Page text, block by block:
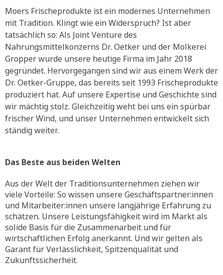
Moers Frischeprodukte ist ein modernes Unternehmen
mit Tradition. Klingt wie ein Widerspruch? Ist aber
tatsächlich so: Als Joint Venture des
Nahrungsmittelkonzerns Dr. Oetker und der Molkerei
Gropper wurde unsere heutige Firma im Jahr 2018
gegründet. Hervorgegangen sind wir aus einem Werk der
Dr. Oetker-Gruppe, das bereits seit 1993 Frischeprodukte
produziert hat. Auf unsere Expertise und Geschichte sind
wir mächtig stolz. Gleichzeitig weht bei uns ein spürbar
frischer Wind, und unser Unternehmen entwickelt sich
ständig weiter.
Das Beste aus beiden Welten
Aus der Welt der Traditionsunternehmen ziehen wir
viele Vorteile: So wissen unsere Geschäftspartner:innen
und Mitarbeiter:innen unsere langjährige Erfahrung zu
schätzen. Unsere Leistungsfähigkeit wird im Markt als
solide Basis für die Zusammenarbeit und für
wirtschaftlichen Erfolg anerkannt. Und wir gelten als
Garant für Verlässlichkeit, Spitzenqualität und
Zukunftssicherheit.